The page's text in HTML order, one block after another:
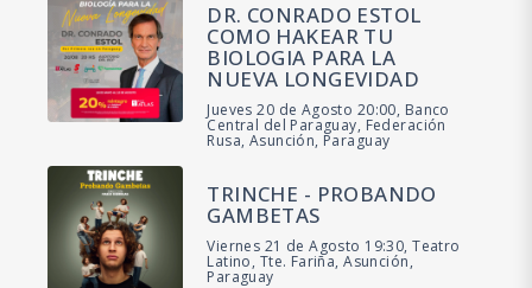
DR. CONRADO ESTOL
COMO HAKEAR TU
BIOLOGIA PARA LA
NUEVA LONGEVIDAD
Jueves 20 de Agosto 20:00, Banco
Central del Paraguay, Federación
Rusa, Asunción, Paraguay
TRINCHE - PROBANDO
GAMBETAS
Viernes 21 de Agosto 19:30, Teatro
Latino, Tte. Fariña, Asunción,
Paraguay